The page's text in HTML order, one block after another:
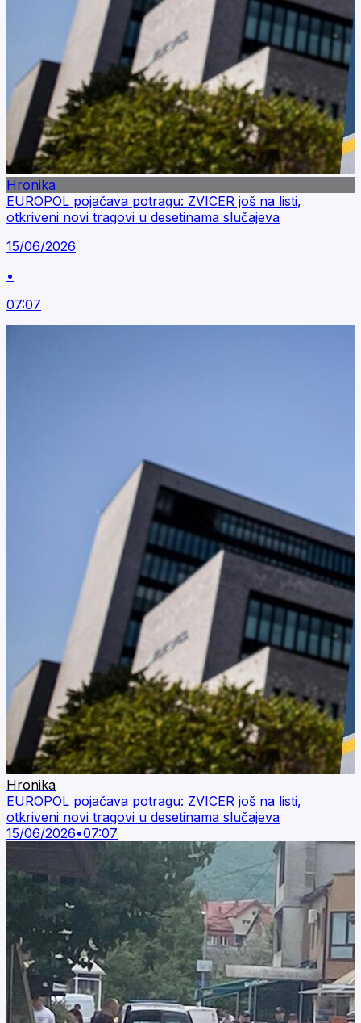
Hronika
EUROPOL pojačava potragu: ZVICER još na listi,
otkriveni novi tragovi u desetinama slučajeva
15/06/2026
•
07:07
Hronika
EUROPOL pojačava potragu: ZVICER još na listi,
otkriveni novi tragovi u desetinama slučajeva
15/06/2026•07:07